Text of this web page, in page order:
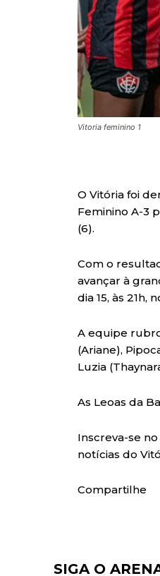
Vitoria feminino 1
O Vitória foi
Feminino A-3
(6).
Com o
avançar à
dia 15, às 21h,
A equipe
(Ariane),
Luzia
As Leoas da
Inscreva-se
notícias do
Compartilhe
SIGA O